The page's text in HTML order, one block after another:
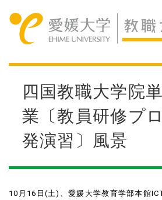
四国教職大学院
業〔教員研修プ
発演習〕風景
10月16日(土)、愛媛大学教育学部本館